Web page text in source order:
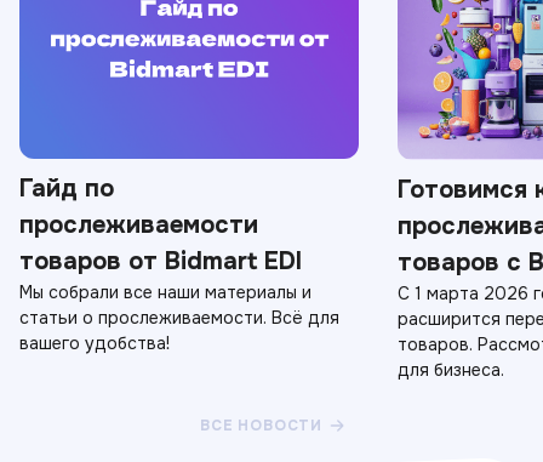
Гайд по
прослеживаемости
товаров от Bidmart EDI
Мы собрали все наши материалы и
статьи о прослеживаемости. Всё для
вашего удобства!
Готовимся
товаров с
С 1 марта 2026
расширится
товаров.
для бизнеса.
ВСЕ НОВОСТИ